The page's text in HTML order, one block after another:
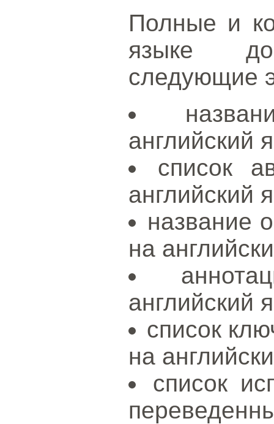
Полные и
языке
следующие
английский
список
английский
название
на
английский
список
на
список